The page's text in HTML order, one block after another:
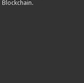
Blockchain.